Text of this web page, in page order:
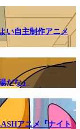
い自主制作アニメ
だな』
アニメ『ナイト